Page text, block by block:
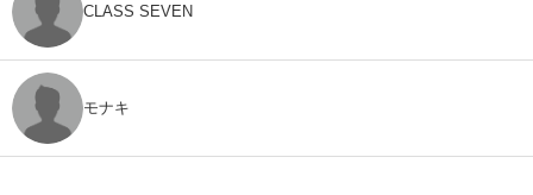
CLASS SEVEN
モナキ